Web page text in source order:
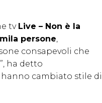
tv Live – Non è la
persone
consapevoli che
”, ha detto
cambiato stile di